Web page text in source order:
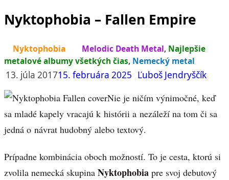
Nyktophobia – Fallen Empire
Nyktophobia Melodic Death Metal, Najlepšie
metalové albumy všetkých čias, Nemecký metal
13. júla 201715. februára 2025 Ľuboš Jendryščík
Nie je ničím výnimočné, keď
sa mladé kapely vracajú k histórii a nezáleží na tom či sa
jedná o návrat hudobný alebo textový.
Prípadne kombinácia oboch možností. To je cesta, ktorú si
zvolila nemecká skupina Nyktophobia pre svoj debutový